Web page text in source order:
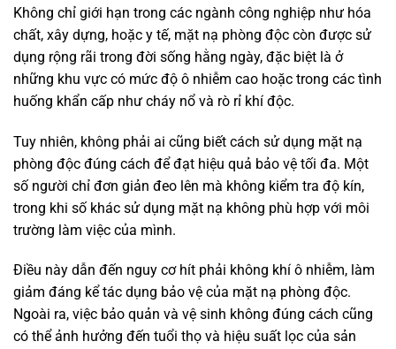
Không chỉ giới hạn trong các ngành công nghiệp như hóa
chất, xây dựng, hoặc y tế, mặt nạ phòng độc còn được sử
dụng rộng rãi trong đời sống hằng ngày, đặc biệt là ở
những khu vực có mức độ ô nhiễm cao hoặc trong các tình
huống khẩn cấp như cháy nổ và rò rỉ khí độc.
Tuy nhiên, không phải ai cũng biết cách sử dụng mặt nạ
phòng độc đúng cách để đạt hiệu quả bảo vệ tối đa. Một
số người chỉ đơn giản đeo lên mà không kiểm tra độ kín,
trong khi số khác sử dụng mặt nạ không phù hợp với môi
trường làm việc của mình.
Điều này dẫn đến nguy cơ hít phải không khí ô nhiễm, làm
giảm đáng kể tác dụng bảo vệ của mặt nạ phòng độc.
Ngoài ra, việc bảo quản và vệ sinh không đúng cách cũng
có thể ảnh hưởng đến tuổi thọ và hiệu suất lọc của sản